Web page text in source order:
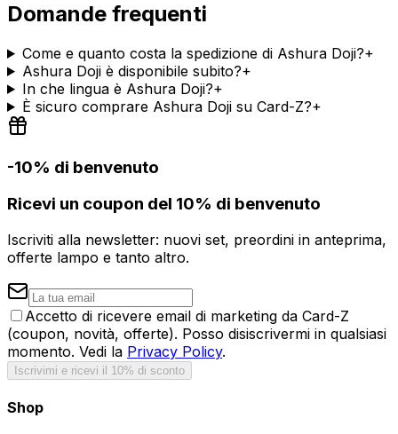
Domande frequenti
Come e quanto costa la spedizione di Ashura Doji?+
Ashura Doji è disponibile subito?+
In che lingua è Ashura Doji?+
È sicuro comprare Ashura Doji su Card-Z?+
-10% di benvenuto
Ricevi un coupon del 10% di benvenuto
Iscriviti alla newsletter: nuovi set, preordini in anteprima,
offerte lampo e tanto altro.
Accetto di ricevere email di marketing da Card-Z
(coupon, novità, offerte). Posso disiscrivermi in qualsiasi
momento. Vedi la Privacy Policy.
Iscrivimi e ricevi il 10% di sconto
Shop